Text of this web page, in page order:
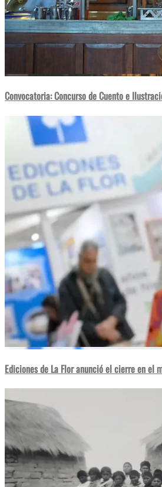
Convocatoria: Concurso de Cuento e
Ediciones de La Flor anunció el cierre en el